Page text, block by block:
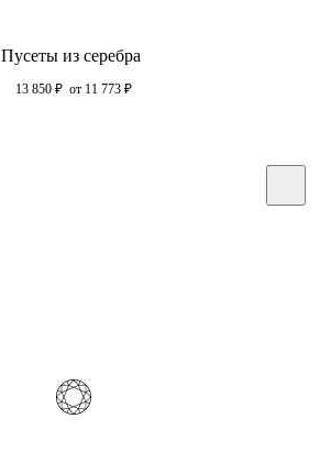
Пусеты из серебра
13 850 ₽ от 11 773 ₽